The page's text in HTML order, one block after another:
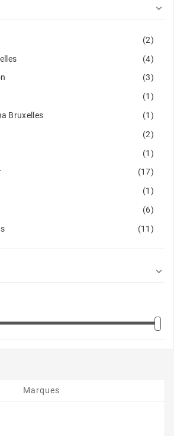

(2)
(4)
(3)
(1)
Bruxelles
(1)
(2)
(1)
(17)
(1)
(6)
(11)

Marques